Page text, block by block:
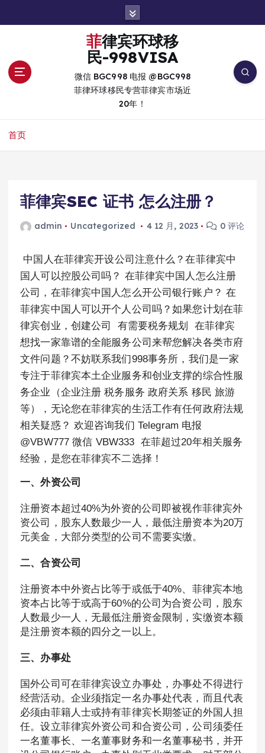
菲律宾环球移
民-998VISA
微信 BGC998 电报 @BGC998
菲律环球移民专营菲律宾市场近
20年！
首页
菲律宾SEC 证书 怎么注册？
admin Uncategorized 4 12 月, 2023 0 评论
中国人在菲律宾开设公司注意什么？在菲律宾中
国人可以控股公司吗？ 在菲律宾中国人怎么注册
公司，在菲律宾中国人怎么开公司银行账户？ 在
菲律宾中国人可以开个人公司吗？如果您计划在菲
律宾创业，创建公司 有需要税务规划 在菲律宾
想找一家靠谱的全能服务公司来帮您解决各类市府
文件问题？不妨联系我们998事务所，我们是一家
专注于菲律宾本土企业服务和创业支撑的综合性服
务企业（企业注册 税务服务 政府关系 移民 旅游
等），无论您在菲律宾的生活工作有任何政府法规
相关疑惑？ 欢迎咨询我们 Telegram 电报
@VBW777 微信 VBW333 在菲超过20年相关服务
经验，是您在菲律宾不二选择！
一、外资公司
注册资本超过40%为外资的公司即被视作菲律宾外
资公司，股东人数最少一人，最低注册资本为20万
元美金，大部分类型的公司不需要实缴。
二、合资公司
注册资本中外资占比等于或低于40%、菲律宾本地
资本占比等于或高于60%的公司为合资公司，股东
人数最少一人，无最低注册资金限制，实缴资本额
是注册资本额的四分之一以上。
三、办事处
国外公司可在菲律宾设立办事处，办事处不得进行
经营活动。企业须指定一名办事处代表，而且代表
必须由菲籍人士或持有菲律宾长期签证的外国人担
任。设立菲律宾外资公司和合资公司，公司须委任
一名董事长、一名董事财务和一名董事秘书，并开